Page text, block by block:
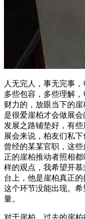
人无完人，事无完事
多些包容，多些理解
财力的，放眼当下的
是很爱崖柏才会做展
发展之路铺垫好，有
展会来说，柏友们私
曾经的某某官职，这
正的崖柏推动者照相
样的观点，我希望开
台上，他是崖柏真正
这个环节没能出现。
量。
对于崖柏，过去的崖